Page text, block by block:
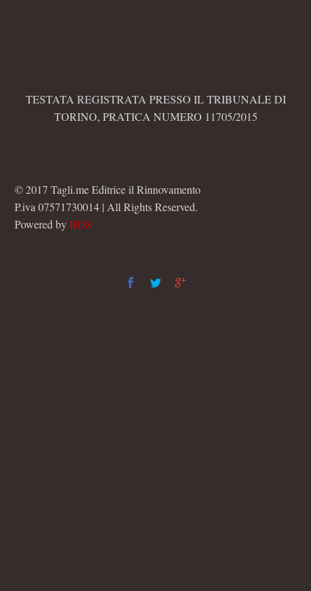
TESTATA REGISTRATA PRESSO IL TRIBUNALE DI
TORINO, PRATICA NUMERO 11705/2015
© 2017 Tagli.me Editrice il Rinnovamento
P.iva 07571730014 | All Rights Reserved.
Powered byBDS